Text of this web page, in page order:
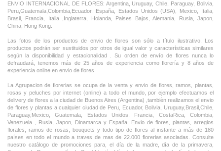
ENVIO INTERNACIONAL DE FLORES: Argentina, Uruguay, Chile, Paraguay, Bolivia,
Peru,Guatemala,Colombia,Ecuador, España, Estados Unidos (USA), Mexico, Italia,
Brasil, Francia, Italia ,Inglaterra, Holanda, Paises Bajos, Alemania, Rusia, Japon,
China, Hong Kong.
Las fotos de los productos de envio de flores son sólo a título ilustrativo. Los
productos podrán ser sustituidos por otros de igual valor y características similares
según la disponibilidad y estacionalidad . Su orden de envío de flores nunca lo
defraudará, tenemos más de 25 años de experiencia como florería y 8 años de
experiencia online en envio de flores.
La Agrupacion de florerias se ocupa de la venta y envio de flores, ramos, plantas,
rosas y peluches por internet (online) a todo el mundo, por ejemplo efectuamos el
delivery de flores a la ciudad de Buenos Aires (Argentina) ,tambièn realizamos el envio
de flores y plantas a cualquier ciudad de Peru, Ecuador, Bolivia, Uruguay,Brasil,Chile,
Paraguay,Mexico, Guatemala, Estados Unidos, Francia, CostaRica, Colombia,
Venezuela , Rusia, Japon, Dinamarca y España. Envio de flores, plantas, arreglos
florales, ramos de rosas, bouquets y todo tipo de flores al instante a más de 180
países en todo el mundo a traves de mas de 22.000 florerias asociadas. Consulte
nuestro catálogo de promociones para, el día de la madre, día de la primavera,